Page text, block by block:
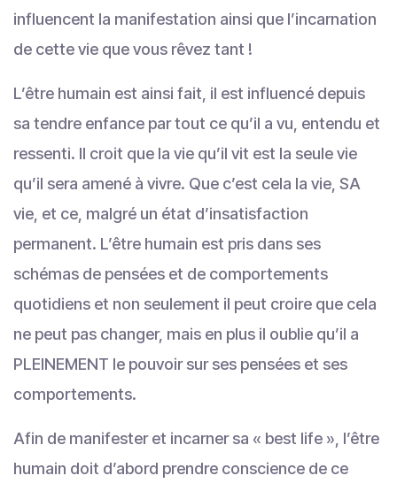
influencent la manifestation ainsi que l’incarnation
de cette vie que vous rêvez tant !
L’être humain est ainsi fait, il est influencé depuis
sa tendre enfance par tout ce qu’il a vu, entendu et
ressenti. Il croit que la vie qu’il vit est la seule vie
qu’il sera amené à vivre. Que c’est cela la vie, SA
vie, et ce, malgré un état d’insatisfaction
permanent. L’être humain est pris dans ses
schémas de pensées et de comportements
quotidiens et non seulement il peut croire que cela
ne peut pas changer, mais en plus il oublie qu’il a
PLEINEMENT le pouvoir sur ses pensées et ses
comportements.
Afin de manifester et incarner sa « best life », l’être
humain doit d’abord prendre conscience de ce